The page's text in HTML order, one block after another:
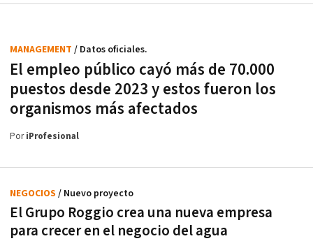
El empleo público cayó más de 70.000
puestos desde 2023 y estos fueron los
organismos más afectados
MANAGEMENT / Datos oficiales.
PoriProfesional
El Grupo Roggio crea una nueva empresa
para crecer en el negocio del agua
NEGOCIOS / Nuevo proyecto